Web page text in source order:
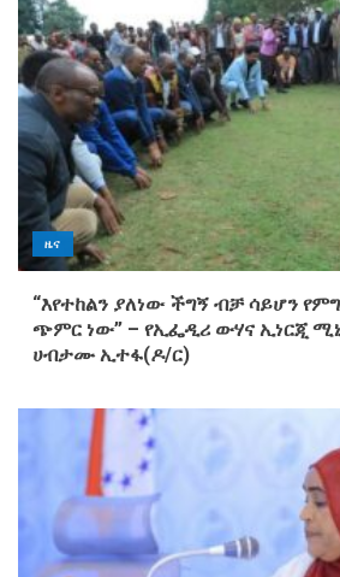
ዜና
“እየተከልን ያለነው ችግኝ ብቻ ሳይሆን
ጭምር ነው” – የኢፌዲሪ ውሃና ኢነርጂ
ሀብታሙ ኢተፋ(ዶ/ር)